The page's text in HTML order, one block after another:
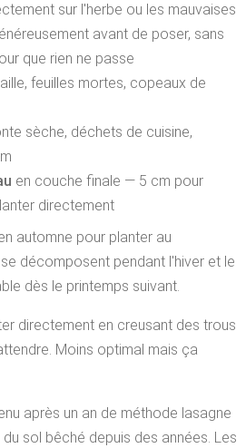
sur l'herbe ou les mauvaises
avant de poser, sans
que rien ne passe
feuilles mortes, copeaux de
sèche, déchets de cuisine,
en couche finale — 5 cm pour
directement
automne pour planter au
décomposent pendant l'hiver et le
dès le printemps suivant.
directement en creusant des trous
Moins optimal mais ça
après un an de méthode lasagne
sol bêché depuis des années. Les